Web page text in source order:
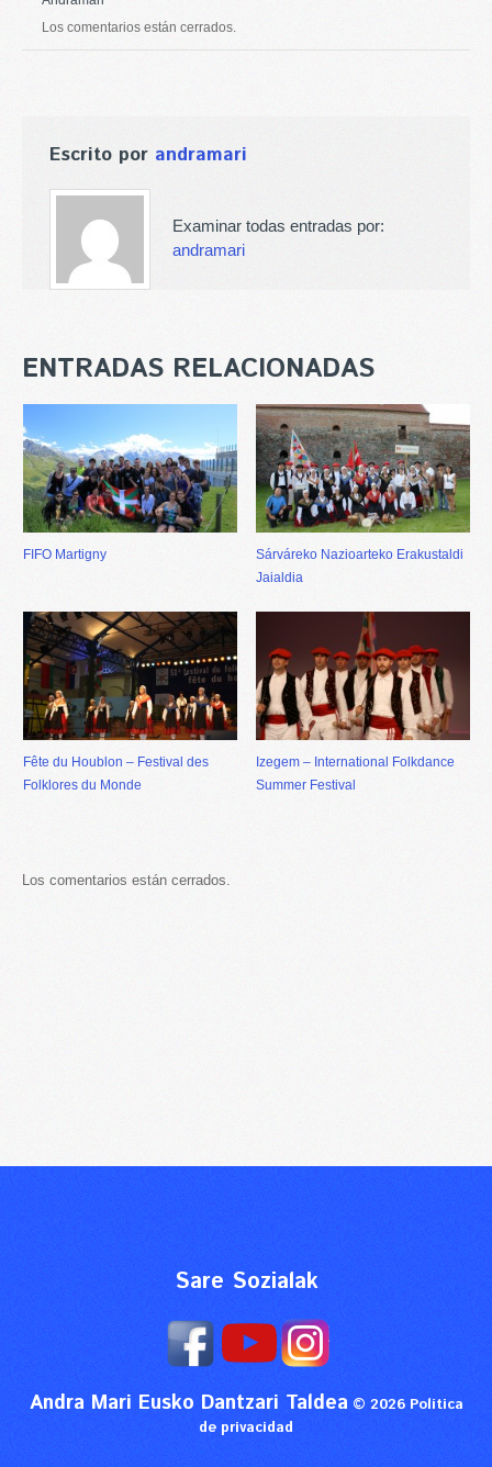
Los comentarios están cerrados.
Escrito por andramari
Examinar todas entradas por:
andramari
ENTRADAS RELACIONADAS
FIFO Martigny
Sárváreko Nazioarteko Erakustaldi
Jaialdia
Fête du Houblon – Festival des
Folklores du Monde
Izegem – International Folkdance
Summer Festival
Los comentarios están cerrados.
Sare Sozialak
Andra Mari Eusko Dantzari Taldea © 2026 Política
de privacidad